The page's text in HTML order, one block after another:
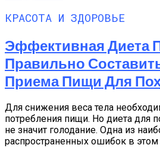
КРАСОТА И ЗДОРОВЬЕ
Эффективная Диета
Правильно
Приема Пищи Для
Для снижения веса тела
потребления пищи. Но диета для
не значит голодание. Одна из
распространенных ошибок в этом